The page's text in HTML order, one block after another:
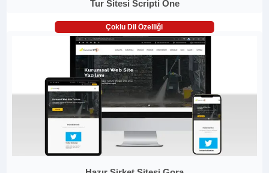
Tur Sitesi Scripti One
Çoklu Dil Özelliği